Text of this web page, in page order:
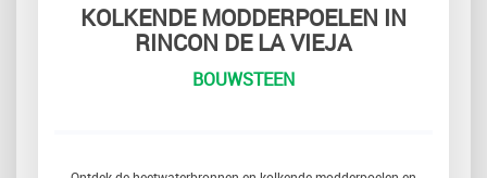
KOLKENDE MODDERPOELEN IN
RINCON DE LA VIEJA
BOUWSTEEN